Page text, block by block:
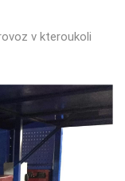
v kteroukoli